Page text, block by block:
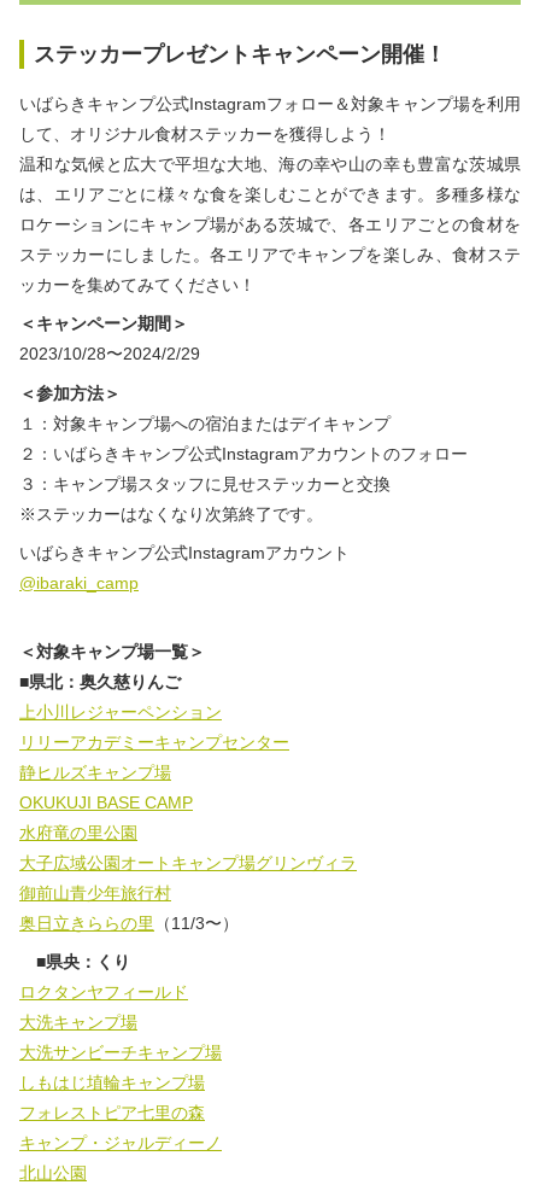
ステッカープレゼントキャンペーン開催！
いばらきキャンプ公式Instagramフォロー＆対象キャンプ場を利用
して、オリジナル食材ステッカーを獲得しよう！
温和な気候と広大で平坦な大地、海の幸や山の幸も豊富な茨城県
は、エリアごとに様々な食を楽しむことができます。多種多様な
ロケーションにキャンプ場がある茨城で、各エリアごとの食材を
ステッカーにしました。各エリアでキャンプを楽しみ、食材ステ
ッカーを集めてみてください！
＜キャンペーン期間＞
2023/10/28〜2024/2/29
＜参加方法＞
１：対象キャンプ場への宿泊またはデイキャンプ
２：いばらきキャンプ公式Instagramアカウントのフォロー
３：キャンプ場スタッフに見せステッカーと交換
※ステッカーはなくなり次第終了です。
いばらきキャンプ公式Instagramアカウント
@ibaraki_camp
＜対象キャンプ場一覧＞
■県北：奥久慈りんご
上小川レジャーペンション
リリーアカデミーキャンプセンター
静ヒルズキャンプ場
OKUKUJI BASE CAMP
水府竜の里公園
大子広域公園オートキャンプ場グリンヴィラ
御前山青少年旅行村
奥日立きららの里
（11/3〜）
■県央：くり
ロクタンヤフィールド
大洗キャンプ場
大洗サンビーチキャンプ場
しもはじ埴輪キャンプ場
フォレストピア七里の森
キャンプ・ジャルディーノ
北山公園